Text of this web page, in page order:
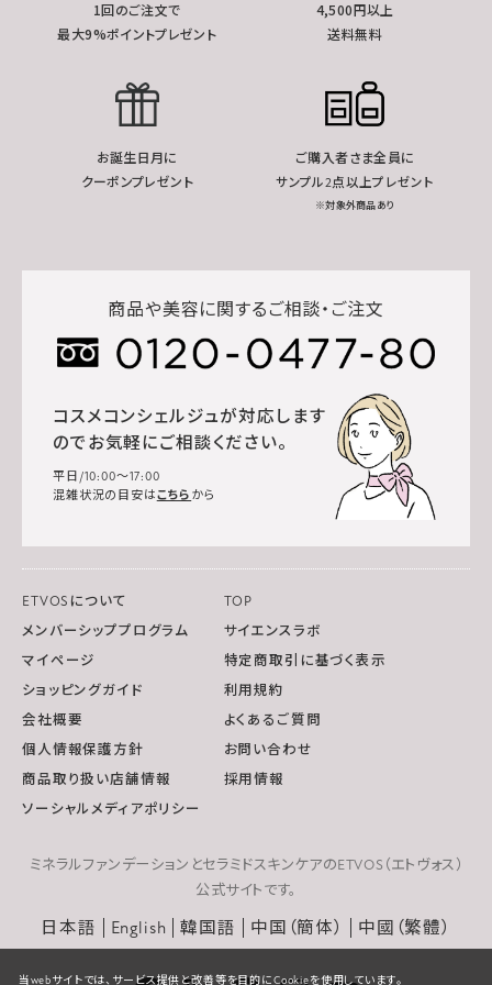
1回のご注文で
最大9%ポイントプレゼント
4,500円以上
送料無料
お誕生日月に
クーポンプレゼント
ご購入者さま全員に
サンプル2点以上プレゼント
※対象外商品あり
商品や美容に関するご相談・ご注文
コスメコンシェルジュが対応します
のでお気軽にご相談ください。
平日/10:00～17:00
混雑状況の目安はこちら から
ETVOSについて
TOP
メンバーシッププログラム
サイエンスラボ
マイページ
特定商取引に基づく表示
ショッピングガイド
利用規約
会社概要
よくあるご質問
個人情報保護方針
お問い合わせ
商品取り扱い店舗情報
採用情報
ソーシャルメディアポリシー
ミネラルファンデーションとセラミドスキンケアのETVOS（エトヴォス）
公式サイトです。
日本語 English 韓国語 中国（簡体） 中國（繁體）
当webサイトでは、サービス提供と改善等を目的にCookieを使用しています。